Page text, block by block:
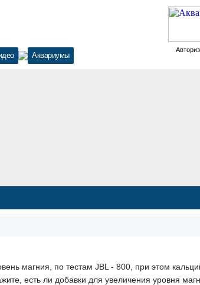
Аквариумы
магния, по тестам JBL - 800, при этом
есть ли добавки для увеличения уровня